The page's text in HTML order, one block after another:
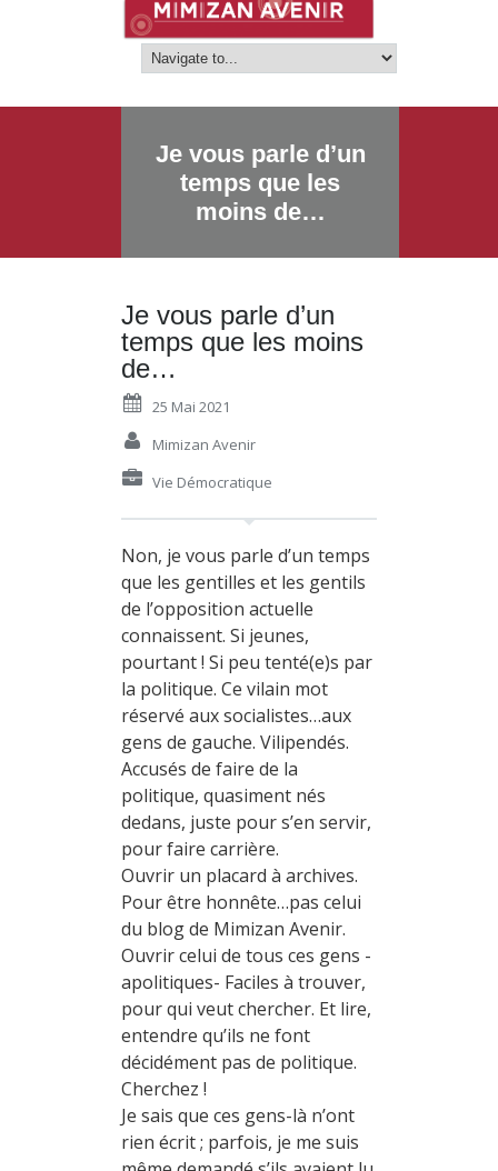
Je vous parle d’un
temps que les
moins de…
Je vous parle d’un
temps que les moins
de…
25 Mai 2021
Mimizan Avenir
Vie Démocratique
Non, je vous parle d’un temps
que les gentilles et les gentils
de l’opposition actuelle
connaissent. Si jeunes,
pourtant ! Si peu tenté(e)s par
la politique. Ce vilain mot
réservé aux socialistes…aux
gens de gauche. Vilipendés.
Accusés de faire de la
politique, quasiment nés
dedans, juste pour s’en servir,
pour faire carrière.
Ouvrir un placard à archives.
Pour être honnête…pas celui
du blog de Mimizan Avenir.
Ouvrir celui de tous ces gens -
apolitiques- Faciles à trouver,
pour qui veut chercher. Et lire,
entendre qu’ils ne font
décidément pas de politique.
Cherchez !
Je sais que ces gens-là n’ont
rien écrit ; parfois, je me suis